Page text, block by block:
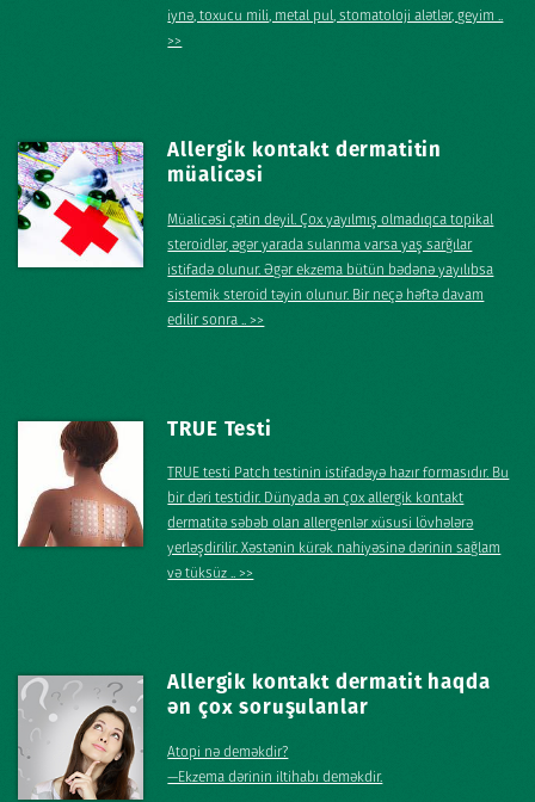
iynə, toxucu mili, metal pul, stomatoloji alətlər, geyim ..
>>
Allergik kontakt dermatitin
müalicəsi
Müalicəsi çətin deyil. Çox yayılmış olmadıqca topikal
steroidlər, əgər yarada sulanma varsa yaş sarğılar
istifadə olunur. Əgər ekzema bütün bədənə yayılıbsa
sistemik steroid təyin olunur. Bir neçə həftə davam
edilir sonra .. >>
TRUE Testi
TRUE testi Patch testinin istifadəyə hazır formasıdır. Bu
bir dəri testidir. Dünyada ən çox allergik kontakt
dermatitə səbəb olan allergenlər xüsusi lövhələrə
yerləşdirilir. Xəstənin kürək nahiyəsinə dərinin sağlam
və tüksüz .. >>
Allergik kontakt dermatit haqda
ən çox soruşulanlar
Atopi nə deməkdir?
—Ekzema dərinin iltihabı deməkdir.